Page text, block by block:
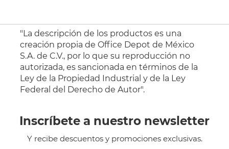
"La descripción de los productos es una
creación propia de Office Depot de México
S.A. de C.V., por lo que su reproducción no
autorizada, es sancionada en términos de la
Ley de la Propiedad Industrial y de la Ley
Federal del Derecho de Autor".
Inscríbete a nuestro newsletter
Y recibe descuentos y promociones exclusivas.